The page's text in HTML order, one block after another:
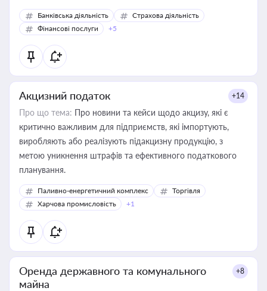
Банківська діяльність
Страхова діяльність
Фінансові послуги
+5
Акцизний податок +14
Про що тема: Про новини та кейси щодо акцизу, які є
критично важливим для підприємств, які імпортують,
виробляють або реалізують підакцизну продукцію, з
метою уникнення штрафів та ефективного податкового
планування.
Паливно-енергетичний комплекс
Торгівля
Харчова промисловість
+1
Оренда державного та комунального
майна
+8